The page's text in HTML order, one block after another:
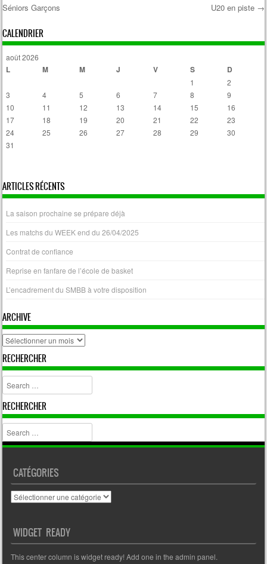
Post navigation
Séniors Garçons
U20 en piste →
CALENDRIER
août 2026
L M M J V S D
1
2
3
4 5 6 7 8
9
10
11 12 13 14 15
16
17
18 19 20 21 22
23
24
25 26 27 28 29
30
31
ARTICLES RÉCENTS
La saison prochaine se prépare déjà
Les matchs du WEEK end du 26/04/2025
Contrat de confiance
Reprise en fanfare de l’école de basket
L’encadrement du SMBB à votre disposition
ARCHIVE
archive
RECHERCHER
Search
RECHERCHER
Search
CATÉGORIES
Catégories
WIDGET READY
This center column is widget ready! Add one in the admin panel.